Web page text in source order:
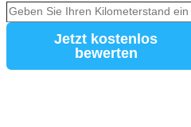
Jetzt kostenlos
bewerten